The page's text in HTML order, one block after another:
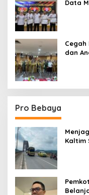
Data
Cegah
dan
Pro Bebaya
Kaltim